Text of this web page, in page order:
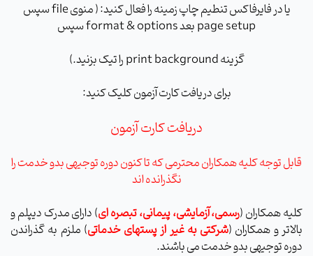
یا در فایرفاکس تنطیم چاپ زمینه را فعال کنید: ( منوی file سپس
page setup بعد format & options سپس
گزینه print background را تیک بزنید.)
برای دریافت کارت آزمون کلیک کنید:
دریافت کارت آزمون
قابل توجه کلیه همکاران محترمی که تا کنون دوره توجیهی بدو خدمت را
نگذرانده اند
کلیه همکاران (رسمی، آزمایشی، پیمانی، تبصره ای) دارای مدرک دیپلم و
بالاتر و همکاران (شرکتی به غیر از پستهای خدماتی) ملزم به گذراندن
دوره توجیهی بدو خدمت می باشند.